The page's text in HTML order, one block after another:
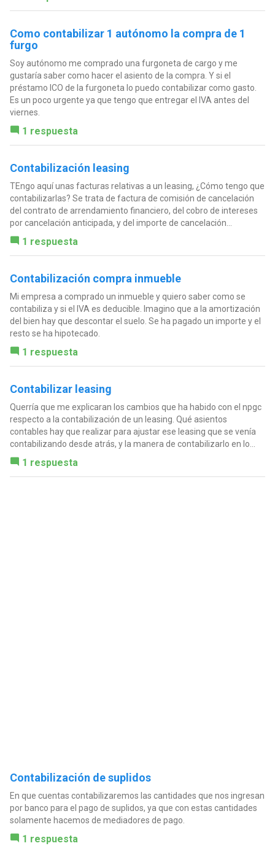
Como contabilizar 1 autónomo la compra de 1
furgo
Soy autónomo me comprado una furgoneta de cargo y me
gustaría saber como hacer el asiento de la compra. Y si el
préstamo ICO de la furgoneta lo puedo contabilizar como gasto.
Es un poco urgente ya que tengo que entregar el IVA antes del
viernes.
1 respuesta
Contabilización leasing
TEngo aquí unas facturas relativas a un leasing, ¿Cómo tengo que
contabilizarlas? Se trata de factura de comisión de cancelación
del contrato de arrendamiento financiero, del cobro de intereses
por cancelación anticipada, y del importe de cancelación...
1 respuesta
Contabilización compra inmueble
Mi empresa a comprado un inmueble y quiero saber como se
contabiliza y si el IVA es deducible. Imagino que a la amortización
del bien hay que descontar el suelo. Se ha pagado un importe y el
resto se ha hipotecado.
1 respuesta
Contabilizar leasing
Querría que me explicaran los cambios que ha habido con el npgc
respecto a la contabilización de un leasing. Qué asientos
contables hay que realizar para ajustar ese leasing que se venía
contabilizando desde atrás, y la manera de contabilizarlo en lo...
1 respuesta
Contabilización de suplidos
En que cuentas contabilizaremos las cantidades que nos ingresan
por banco para el pago de suplidos, ya que con estas cantidades
solamente hacemos de mediadores de pago.
1 respuesta